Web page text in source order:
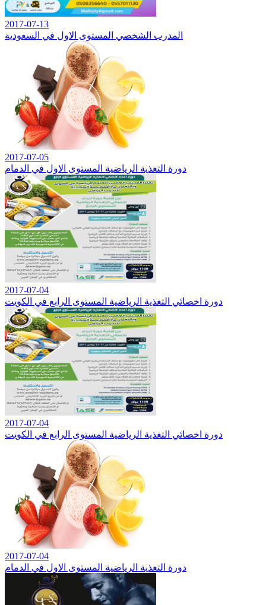
2017-07-13
المدرب الشخصي المستوى الاول في السعودية
2017-07-05
دورة التغذية الرياضية المستوى الاول في الدمام
2017-07-04
دورة اخصائي التغذية الرياضية المستوى الرابع في الكويت
2017-07-04
دورة اخصائي التغذية الرياضية المستوى الرابع في الكويت
2017-07-04
دورة التغذية الرياضية المستوى الاول في الدمام